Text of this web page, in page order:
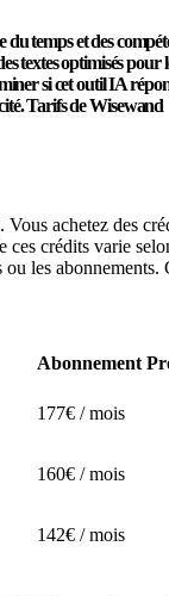
temps et des
textes optimiséspour
si cet outil IA
Tarifs de Wisewand
achetez des
crédits varie
les
Abonnement
177€ / mois
160€ / mois
142€ / mois